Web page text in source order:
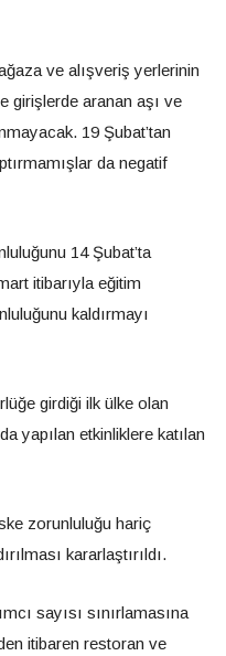
ve alışveriş yerlerinin
girişlerde aranan aşı ve
19 Şubat’tan
da negatif
14 Şubat’ta
itibarıyla eğitim
kaldırmayı
girdiği ilk ülke olan
yapılan etkinliklere katılan
zorunluluğu hariç
kararlaştırıldı.
sayısı sınırlamasına
itibaren restoran ve